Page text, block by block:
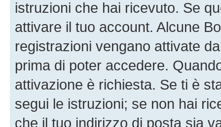
istruzioni che hai ricevuto. Se
attivare il tuo account. Alcune
registrazioni vengano attivate
prima di poter accedere.
attivazione è richiesta. Se ti è
segui le istruzioni; se non hai
che il tuo indirizzo di posta sia